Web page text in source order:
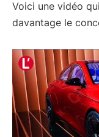
Voici une vidéo
davantage le